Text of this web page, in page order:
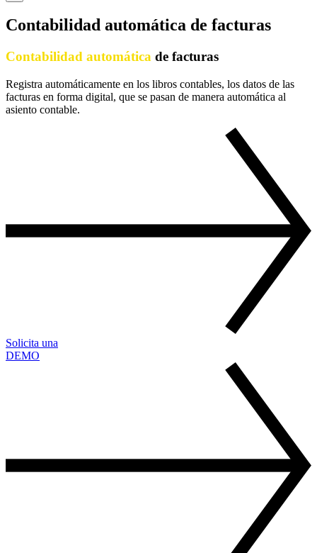
Contabilidad automática de facturas
Contabilidad automática de facturas
Registra automáticamente en los libros contables, los datos de las
facturas en forma digital, que se pasan de manera automática al
asiento contable.
Solicita una
DEMO